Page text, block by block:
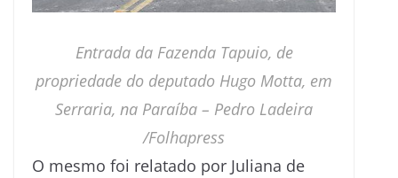
Entrada da Fazenda Tapuio, de
propriedade do deputado Hugo Motta, em
Serraria, na Paraíba – Pedro Ladeira
/Folhapress
O mesmo foi relatado por Juliana de